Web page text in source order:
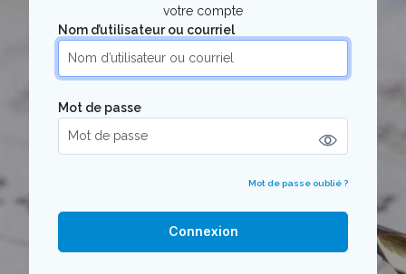
votre compte
Nom d’utilisateur ou courriel
Nom d’utilisateur ou courriel
Mot de passe
Mot de passe
Mot de passe oublié ?
Connexion